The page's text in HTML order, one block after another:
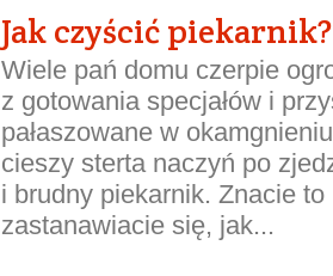
Jak czyścić piekarnik?
Wiele pań domu czerpie
z gotowania specjałów i
pałaszowane w
cieszy sterta naczyń po
i brudny piekarnik. Znacie
zastanawiacie się, jak...